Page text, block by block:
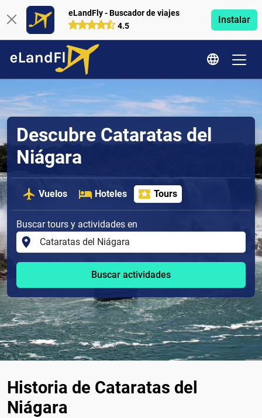
eLandFly - Buscador de viajes
4.5
Instalar
Descubre Cataratas del
Niágara
Vuelos Hoteles Tours
Buscar tours y actividades en
Buscar actividades
Historia de Cataratas del
Niágara